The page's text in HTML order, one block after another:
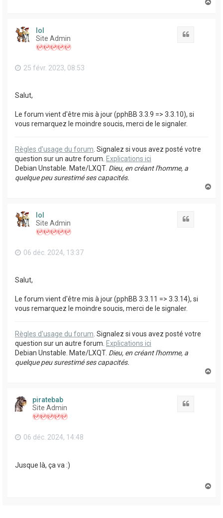
lol
Site Admin
25 févr. 2023, 08:53
Salut,
Le forum vient d'être mis à jour (pphBB 3.3.9 => 3.3.10), si
vous remarquez le moindre soucis, merci de le signaler.
Règles d'usage du forum . Signalez si vous avez posté votre
question sur un autre forum. Explications ici
Debian Unstable. Mate/LXQT. Dieu, en créant l'homme, a
quelque peu surestimé ses capacités.
lol
Site Admin
06 déc. 2024, 13:37
Salut,
Le forum vient d'être mis à jour (pphBB 3.3.11 => 3.3.14), si
vous remarquez le moindre soucis, merci de le signaler.
Règles d'usage du forum. Signalez si vous avez posté votre
question sur un autre forum. Explications ici
Debian Unstable. Mate/LXQT. Dieu, en créant l'homme, a
quelque peu surestimé ses capacités.
piratebab
Site Admin
06 déc. 2024, 14:48
Jusque là, ça va :)